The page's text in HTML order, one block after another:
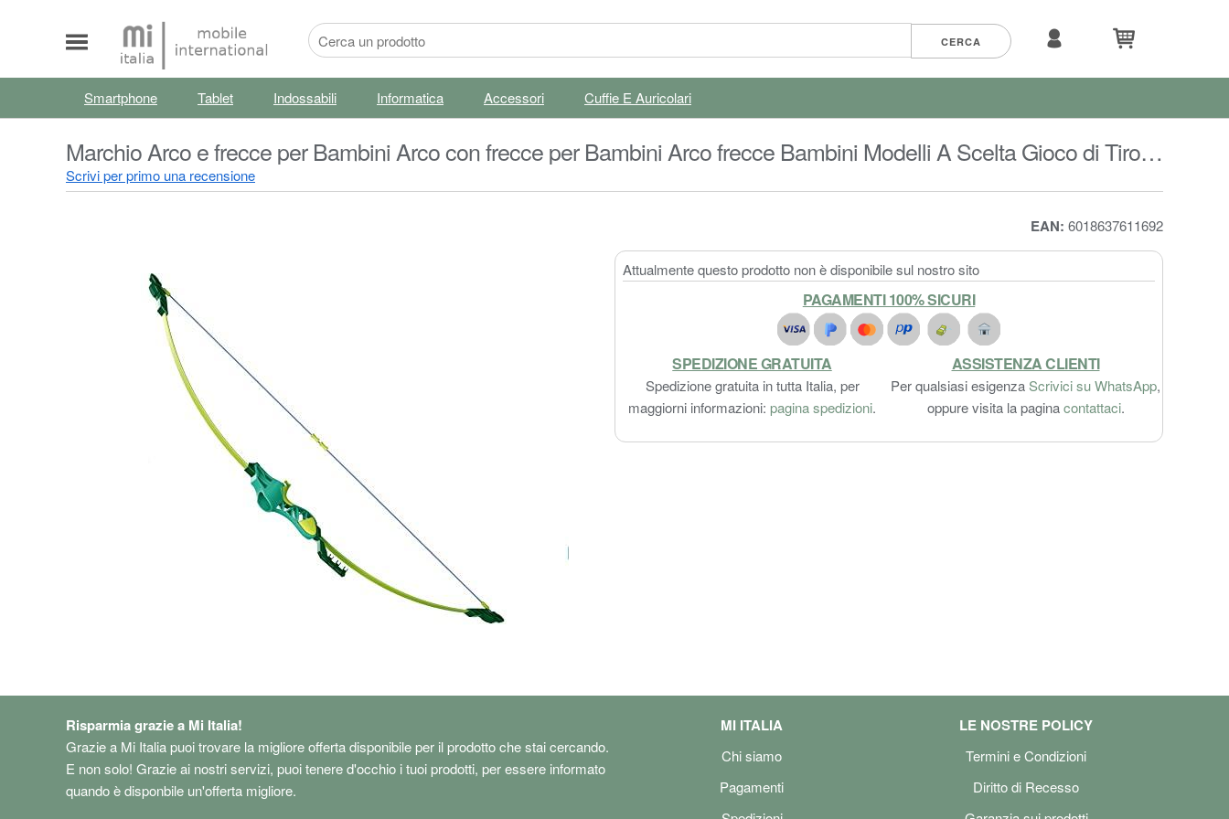
Smartphone Tablet Indossabili Informatica Accessori Cuffie E Auricolari
Marchio Arco e frecce per Bambini Arco con frecce per Bambini Arco frecce Bambini Modelli A Scelta Gioco di Tiro
per Bambini con 1 Arco 3 Frecce (Arco in Fibra di Vetro)
Scrivi per primo una recensione
EAN: 6018637611692
Attualmente questo prodotto non è disponibile sul nostro sito
PAGAMENTI 100% SICURI
ASSISTENZA CLIENTI
Per qualsiasi esigenzaScrivici su WhatsApp,
oppure visita la paginacontattaci.
SPEDIZIONE GRATUITA
Spedizione gratuita in tutta Italia, per
maggiorni informazioni: pagina spedizioni.
Risparmia grazie a Mi Italia!
Grazie a Mi Italia puoi trovare la migliore offerta disponibile per il prodotto che stai cercando.
E non solo! Grazie ai nostri servizi, puoi tenere d'occhio i tuoi prodotti, per essere informato
quando è disponbile un'offerta migliore.
MI ITALIA
Chi siamo
Pagamenti
LE NOSTRE POLICY
Termini e Condizioni
Diritto di Recesso